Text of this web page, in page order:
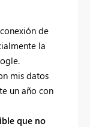
de
la
mis datos
un año con
que no